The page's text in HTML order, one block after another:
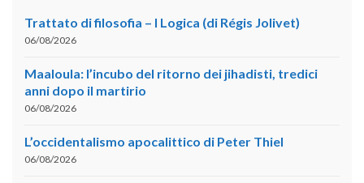
Trattato di filosofia – I Logica (di Régis Jolivet)
06/08/2026
Maaloula: l’incubo del ritorno dei jihadisti, tredici
anni dopo il martirio
06/08/2026
L’occidentalismo apocalittico di Peter Thiel
06/08/2026